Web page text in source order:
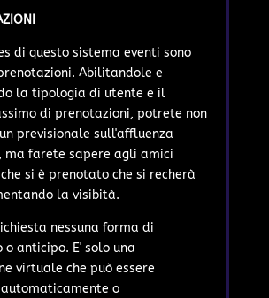
di questo sistema eventi sono
Abilitandole e
la tipologia di utente e il
di prenotazioni, potrete non
previsionale sull'affluenza
ma farete sapere agli amici
si è prenotato che si recherà
la visibità.
nessuna forma di
o anticipo. E' solo una
virtuale che può essere
o